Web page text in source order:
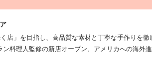
く店」を目指し、高品質な素材と丁寧な手作りを
ン料理人監修の新店オープン、アメリカへの海外